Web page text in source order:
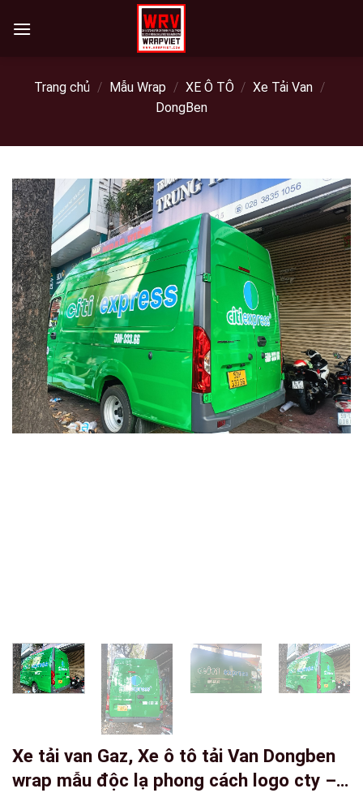
Trang chủ / Mẫu Wrap / XE Ô TÔ / Xe Tải Van /
DongBen
Xe tải van Gaz, Xe ô tô tải Van Dongben
wrap mẫu độc lạ phong cách logo cty –